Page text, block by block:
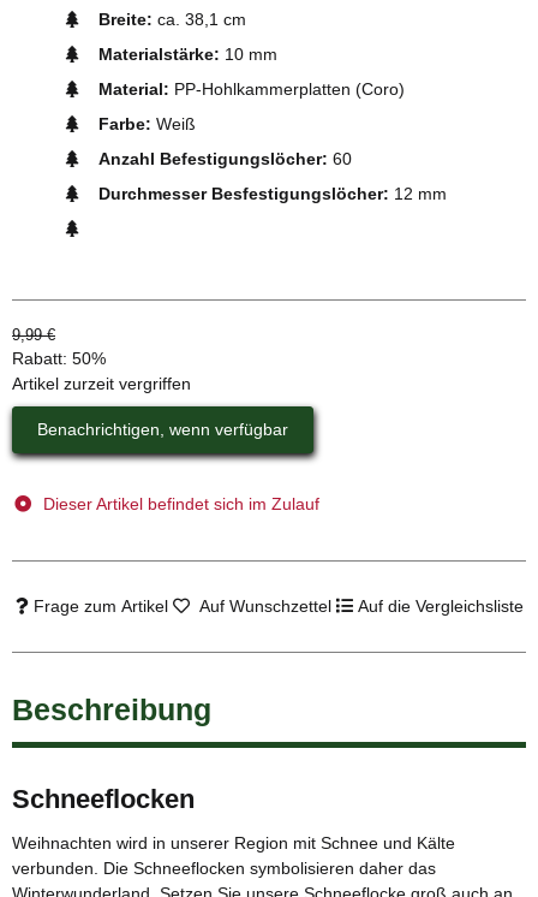
Breite: ca. 38,1 cm
Materialstärke: 10 mm
Material: PP-Hohlkammerplatten (Coro)
Farbe: Weiß
Anzahl Befestigungslöcher: 60
Durchmesser Besfestigungslöcher: 12 mm
9,99 €
Rabatt: 50%
Artikel zurzeit vergriffen
Benachrichtigen, wenn verfügbar
Dieser Artikel befindet sich im Zulauf
Frage zum Artikel Auf Wunschzettel Auf die Vergleichsliste
Beschreibung
Schneeflocken
Weihnachten wird in unserer Region mit Schnee und Kälte
verbunden. Die Schneeflocken symbolisieren daher das